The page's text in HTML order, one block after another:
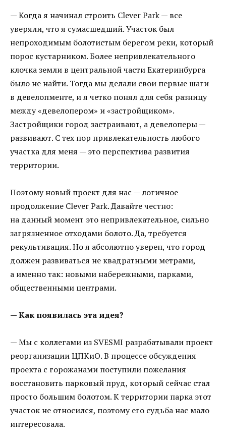
— Когда я начинал строить Clever Park — все
уверяли, что я сумасшедший. Участок был
непроходимым болотистым берегом реки, который
порос кустарником. Более непривлекательного
клочка земли в центральной части Екатеринбурга
было не найти. Тогда мы делали свои первые шаги
в девелопменте, и я четко понял для себя разницу
между «девелопером» и «застройщиком».
Застройщики город застраивают, а девелоперы —
развивают. С тех пор привлекательность любого
участка для меня — это перспектива развития
территории.
Поэтому новый проект для нас — логичное
продолжение Clever Park. Давайте честно:
на данный момент это непривлекательное, сильно
загрязненное отходами болото. Да, требуется
рекультивация. Но я абсолютно уверен, что город
должен развиваться не квадратными метрами,
а именно так: новыми набережными, парками,
общественными центрами.
— Как появилась эта идея?
— Мы с коллегами из SVESMI разрабатывали проект
реорганизации ЦПКиО. В процессе обсуждения
проекта с горожанами поступили пожелания
восстановить парковый пруд, который сейчас стал
просто большим болотом. К территории парка этот
участок не относился, поэтому его судьба нас мало
интересовала.